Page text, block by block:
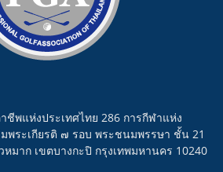
ชีพแห่งประเทศไทย 286 การกีฬาแห่ง
พระเกียรติ ๗ รอบ พระชนมพรรษา ชั้น 21
มาก เขตบางกะปิ กรุงเทพมหานคร 10240